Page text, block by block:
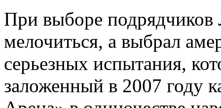
При выборе
мелочиться, а выбрал
серьезных испытания,
заложенный в 2007 году